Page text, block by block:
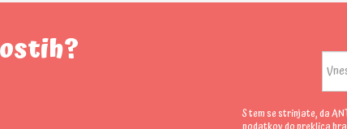
S tem se strinjate, da